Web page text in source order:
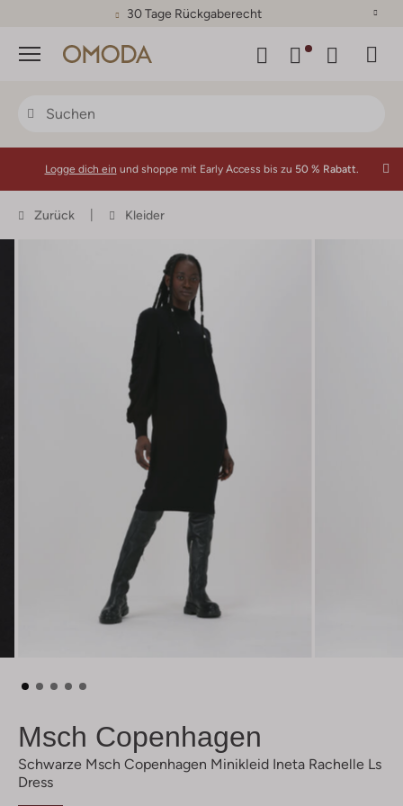
30 Tage Rückgaberecht
Menü
Logge dich ein und shoppe mit Early Access bis zu 50 % Rabatt.
Zurück Kleider
Msch Copenhagen
Schwarze Msch Copenhagen Minikleid Ineta Rachelle Ls
Dress